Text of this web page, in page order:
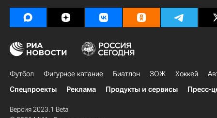
Футбол Фигурное катание Биатлон ЗОЖ Хоккей
Спецпроекты
Реклама Продукты и сервисы Пресс-
Версия 2023.1 Beta